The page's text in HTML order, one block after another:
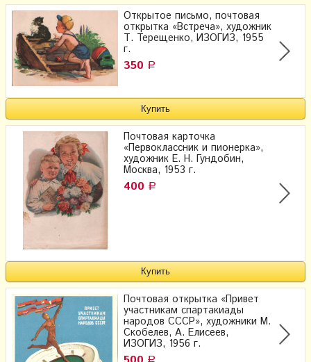
Открытое письмо, почтовая
открытка «Встреча», художник
Т. Терещенко, ИЗОГИЗ, 1955
г.
350 Р
Почтовая карточка
«Первоклассник и пионерка»,
художник Е. Н. Гундобин,
Москва, 1953 г.
400 Р
Почтовая открытка «Привет
участникам спартакиады
народов СССР», художники М.
Скобелев, А. Елисеев,
ИЗОГИЗ, 1956 г.
Р